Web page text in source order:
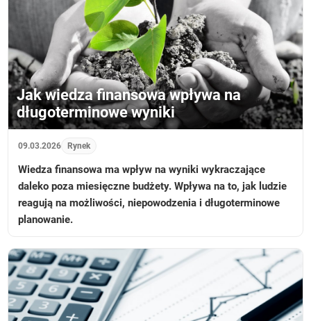
Jak wiedza finansowa wpływa na
długoterminowe wyniki
09.03.2026 Rynek
Wiedza finansowa ma wpływ na wyniki wykraczające
daleko poza miesięczne budżety. Wpływa na to, jak ludzie
reagują na możliwości, niepowodzenia i długoterminowe
planowanie.